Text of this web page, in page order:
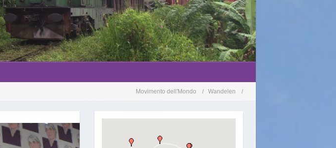
Movimento dell'Mondo Wandelen